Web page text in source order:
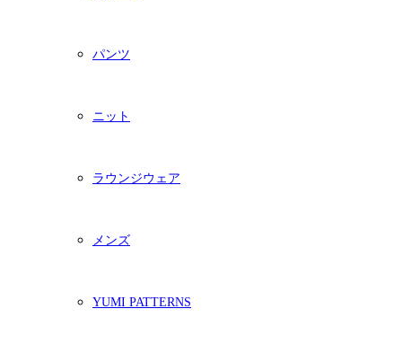
パンツ
ニット
ラウンジウェア
メンズ
YUMI PATTERNS